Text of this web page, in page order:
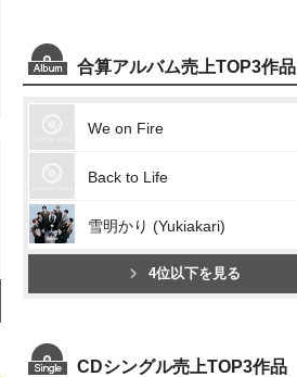
合算アルバム売上TOP3作品
We on Fire
Back to Life
雪明かり (Yukiakari)
4位以下を見る
CDシングル売上TOP3作品